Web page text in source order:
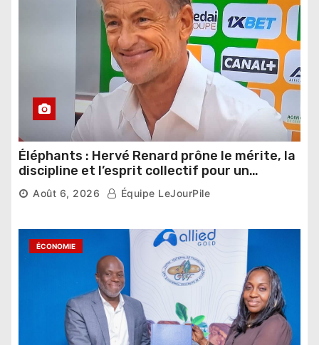
Éléphants : Hervé Renard prône le mérite, la
discipline et l’esprit collectif pour un
nouveau départ
Août 6, 2026 Équipe LeJourPile
ÉCONOMIE